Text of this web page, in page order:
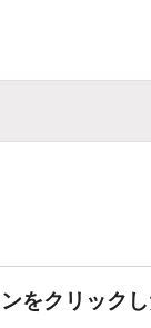
をクリック